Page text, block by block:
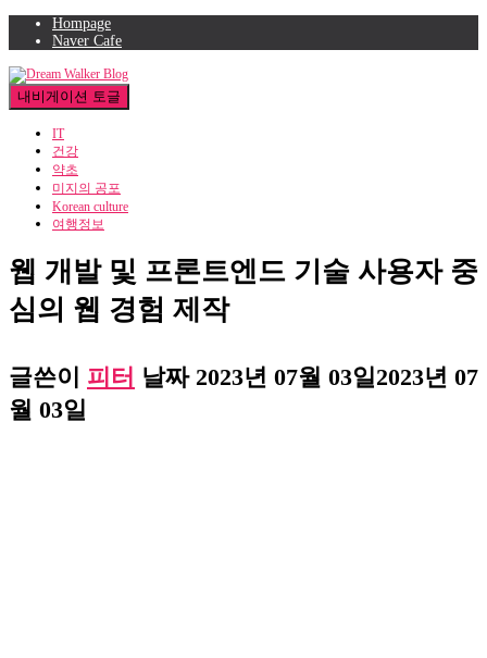
Hompage
Naver Cafe
내비게이션 토글
IT
건강
약초
미지의 공포
Korean culture
여행정보
웹 개발 및 프론트엔드 기술 사용자 중
심의 웹 경험 제작
글쓴이 피터 날짜 2023년 07월 03일 2023년 07
월 03일